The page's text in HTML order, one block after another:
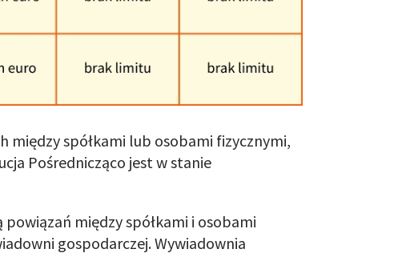
spółkami lub osobami fizycznymi,
Pośrednicząco jest w stanie
między spółkami i osobami
gospodarczej. Wywiadownia